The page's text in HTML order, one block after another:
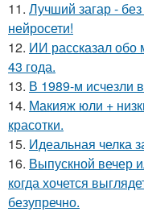
11. Лучший загар -
нейросети!
12. ИИ рассказал
43 года.
13. В 1989-м исчезли
14. Макияж юли +
красотки.
15. Идеальная челка
16. Выпускной вечер
когда хочется
безупречно.